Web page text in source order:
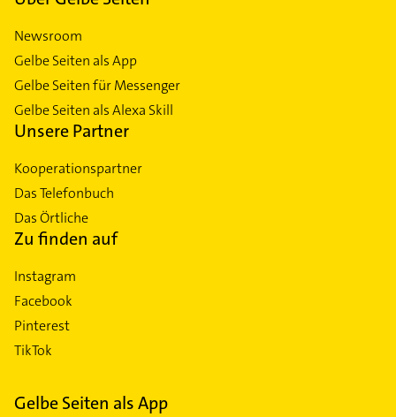
Newsroom
Gelbe Seiten als App
Gelbe Seiten für Messenger
Gelbe Seiten als Alexa Skill
Unsere Partner
Kooperationspartner
Das Telefonbuch
Das Örtliche
Zu finden auf
Instagram
Facebook
Pinterest
TikTok
Gelbe Seiten als App